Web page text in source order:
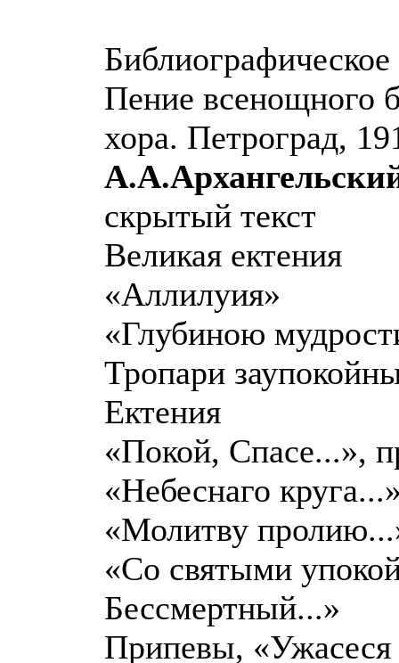
Пение всенощного
хора. Петроград,
скрытый текст
Великая ектения
«Аллилуия»
«Глубиною
Тропари
Ектения
«Покой, Спасе...»,
«Небеснаго
«Молитву
«Со святыми
Бессмертный...»
Припевы, «Ужасеся